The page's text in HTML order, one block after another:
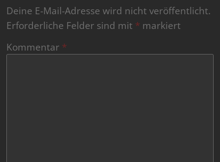
Deine E-Mail-Adresse wird nicht veröffentlicht.
Erforderliche Felder sind mit * markiert
Kommentar *